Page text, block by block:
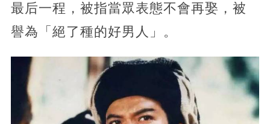
最后一程，被指當眾表態不會再娶，被
譽為「絕了種的好男人」。